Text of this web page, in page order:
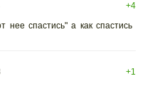
+4
нее спастись" а как спастись
+1